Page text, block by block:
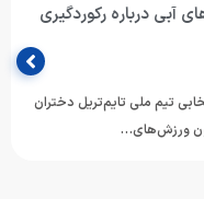
آبی درباره رکوردگیری
تیم ملی تایم‌تریل دختران
ورزش‌های…